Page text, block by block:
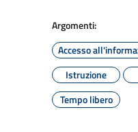
Argomenti:
Accesso
Istruzione
Tempo libero